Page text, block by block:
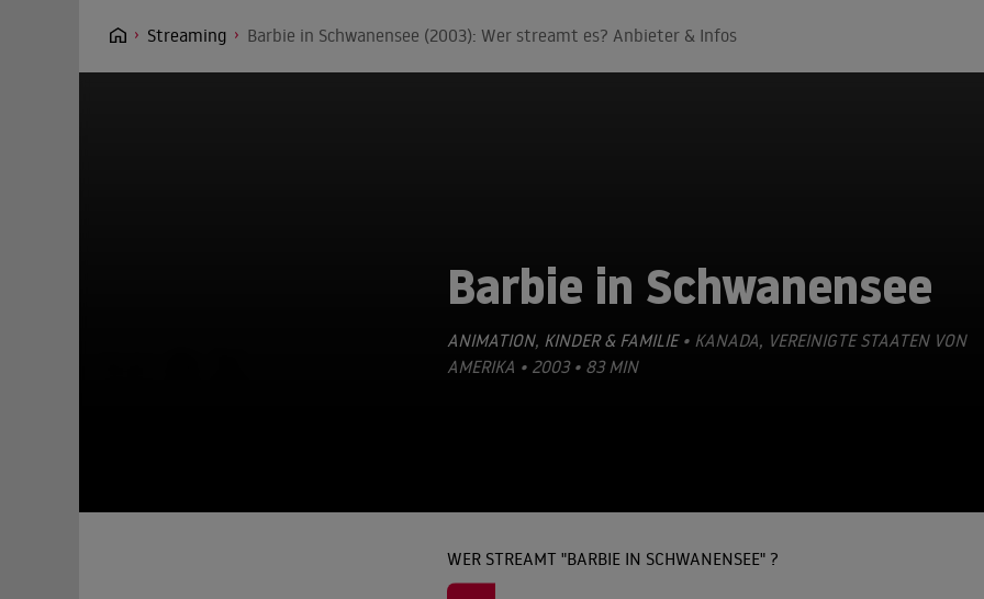
Streaming Barbie in Schwanensee (2003): Wer streamt es? Anbieter & Infos
Barbie in Schwanensee
ANIMATION, KINDER & FAMILIE• KANADA, VEREINIGTE STAATEN VON
AMERIKA • 2003 • 83 MIN
WER STREAMT "BARBIE IN SCHWANENSEE" ?